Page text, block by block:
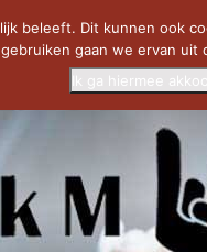
OF LIONS – U...
beleeft. Dit kunnen ook
gaan we ervan uit
Ik ga hiermee